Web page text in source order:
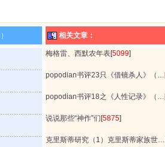
相关文章：
梅格雷、西默农年表[5099]
popodian书评23只《借镜杀人》（…
popodian书评18之《人性记录》（…
说说那些“神作”们 [5875]
克里斯蒂研究（1）克里斯蒂家族世…